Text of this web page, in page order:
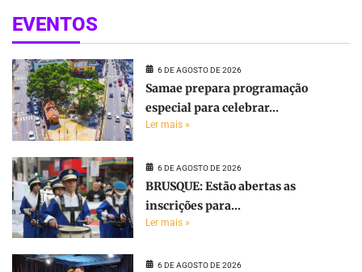
EVENTOS
6 DE AGOSTO DE 2026
Samae prepara programação
especial para celebrar...
Ler mais »
6 DE AGOSTO DE 2026
BRUSQUE: Estão abertas as
inscrições para...
Ler mais »
6 DE AGOSTO DE 2026